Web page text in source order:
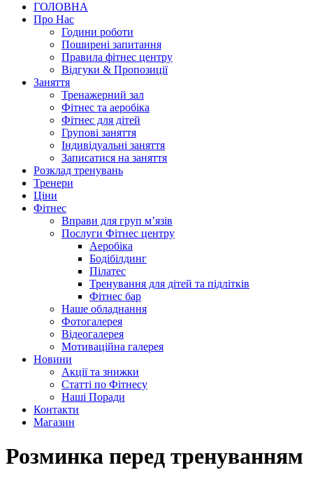
ГОЛОВНА
Про Нас
Години роботи
Поширені запитання
Правила фітнес центру
Відгуки & Пропозиції
Заняття
Тренажерний зал
Фітнес та аеробіка
Фітнес для дітей
Групові заняття
Індивідуальні заняття
Записатися на заняття
Розклад тренувань
Тренери
Ціни
Фітнес
Вправи для груп м’язів
Послуги Фітнес центру
Аеробіка
Бодібілдинг
Пілатес
Тренування для дітей та підлітків
Фітнес бар
Наше обладнання
Фотогалерея
Відеогалерея
Мотиваційна галерея
Новини
Акції та знижки
Статті по Фітнесу
Наші Поради
Контакти
Магазин
Розминка перед тренуванням